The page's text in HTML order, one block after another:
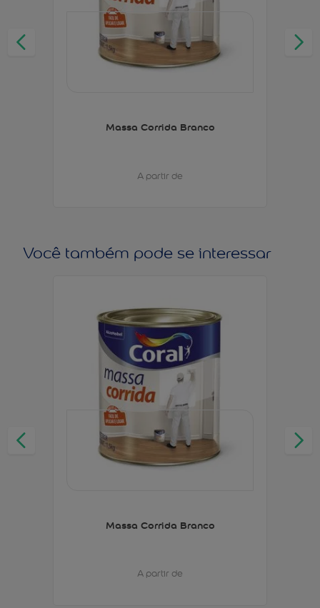
Massa Corrida Branco
A partir de
Você também pode se interessar
Massa Corrida Branco
A partir de